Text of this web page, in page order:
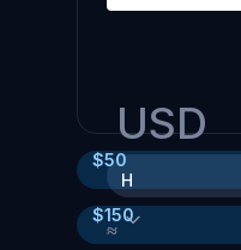
USD
H
≈
$50
$150